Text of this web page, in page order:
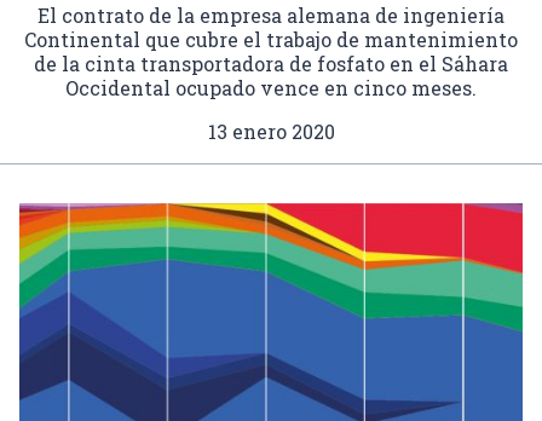
El contrato de la empresa alemana de ingeniería
Continental que cubre el trabajo de mantenimiento
de la cinta transportadora de fosfato en el Sáhara
Occidental ocupado vence en cinco meses.
13 enero 2020